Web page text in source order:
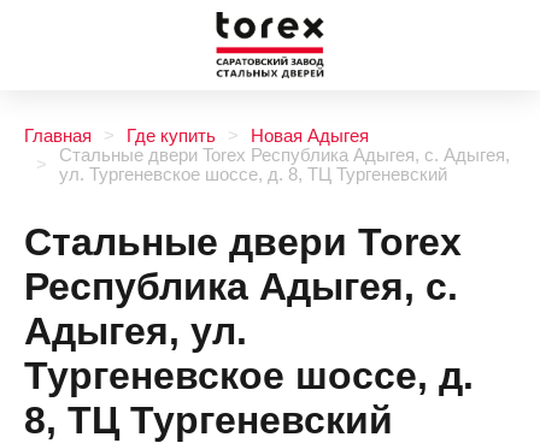
Главная Где купить
Новая Адыгея
Стальные двери Torex Республика Адыгея, с. Адыгея,
ул. Тургеневское шоссе, д. 8, ТЦ Тургеневский
Стальные двери Torex
Республика Адыгея, с.
Адыгея, ул.
Тургеневское шоссе, д.
8, ТЦ Тургеневский